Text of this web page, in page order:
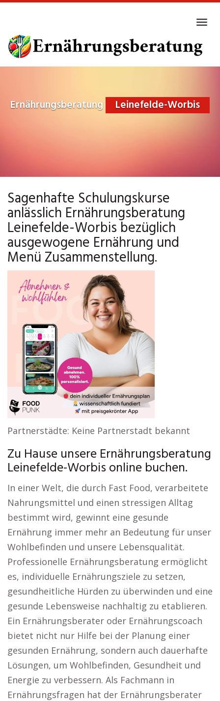
main
content
Ernährungsberatung Leinefelde-Worbis
Sagenhafte Schulungskurse
anlässlich Ernährungsberatung
Leinefelde-Worbis bezüglich
ausgewogene Ernährung und
Menü Zusammenstellung.
Partnerstädte: Keine Partnerstadt bekannt
Zu Hause unsere Ernährungsberatung
Leinefelde-Worbis online buchen.
In einer Welt, die durch Fast Food, verarbeitete
Nahrungsmittel und einen stressigen Alltag
bestimmt wird, gewinnt eine gesunde
Ernährung immer mehr an Bedeutung für unser
Wohlbefinden und unsere Lebensqualität.
Professionelle Ernährungsberatung ermöglicht
es, individuelle Ernährungsziele zu setzen,
gesundheitliche Hürden zu überwinden und eine
gesunde Lebensweise nachhaltig zu etablieren.
Ein Ernährungsberater oder Ernährungscoach
bietet nicht nur Hilfe bei der Planung einer
gesunden Ernährung, sondern auch dauerhafte
Lösungen, um Wohlbefinden, Gesundheit und
Energie zu verbessern. Als Fachmann in
Ernährungsfragen hat der Ernährungsberater